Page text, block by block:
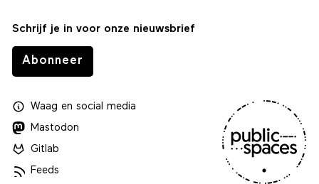
Schrijf je in voor onze nieuwsbrief
Abonneer
Waagen social media
Mastodon
Gitlab
Feeds